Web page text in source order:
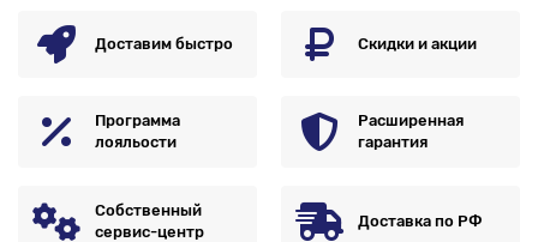
Доставим быстро Скидки и акции
Программа
лояльости
Расширенная
гарантия
Собственный
сервис-центр
Доставка по РФ